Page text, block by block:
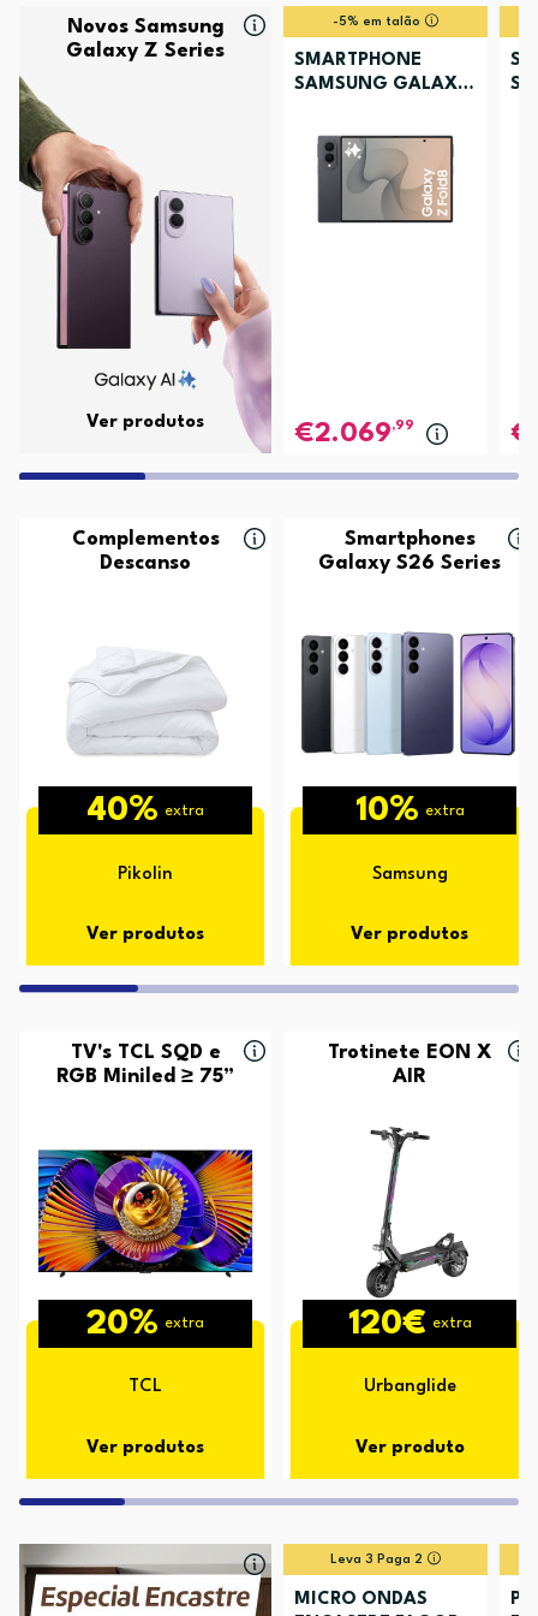
Novos Samsung
Galaxy Z Series
Ver produtos
-5% em talão
SMARTPHONE
SAMSUNG GALAXY
GRAFITE
2.069,99
Complementos
Descanso
40% extra
Pikolin
Ver produtos
Smartphones
Galaxy S26 Series
10% extra
Samsung
Ver produtos
TV's TCL SQD e
RGB Miniled ≥ 75”
20% extra
TCL
Ver produtos
Trotinete EON X
AIR
120€ extra
Urbanglide
Ver produto
Leva 3 Paga 2
MICRO ONDAS